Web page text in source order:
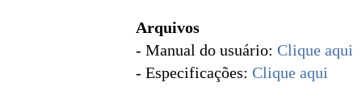
Arquivos
- Manual do usuário: Clique aqui
- Especificações: Clique aqui